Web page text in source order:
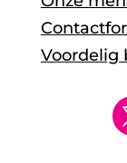
Voordelig